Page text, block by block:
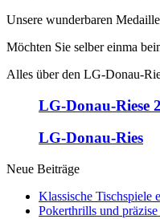
Unsere wunderbaren
Möchten Sie selber einma
Alles über den LG-Donau-
LG-Donau-Riese 2
LG-Donau-Ries
Neue Beiträge
Klassische Tischspiele
Pokerthrills und